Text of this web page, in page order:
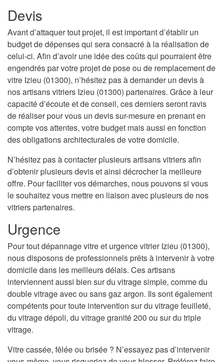
Devis
Avant d’attaquer tout projet, il est important d’établir un
budget de dépenses qui sera consacré à la réalisation de
celui-ci. Afin d’avoir une idée des coûts qui pourraient être
engendrés par votre projet de pose ou de remplacement de
vitre Izieu (01300), n’hésitez pas à demander un devis à
nos artisans vitriers Izieu (01300) partenaires. Grâce à leur
capacité d’écoute et de conseil, ces derniers seront ravis
de réaliser pour vous un devis sur-mesure en prenant en
compte vos attentes, votre budget mais aussi en fonction
des obligations architecturales de votre domicile.
N’hésitez pas à contacter plusieurs artisans vitriers afin
d’obtenir plusieurs devis et ainsi décrocher la meilleure
offre. Pour faciliter vos démarches, nous pouvons si vous
le souhaitez vous mettre en liaison avec plusieurs de nos
vitriers partenaires.
Urgence
Pour tout dépannage vitre et urgence vitrier Izieu (01300),
nous disposons de professionnels prêts à intervenir à votre
domicile dans les meilleurs délais. Ces artisans
interviennent aussi bien sur du vitrage simple, comme du
double vitrage avec ou sans gaz argon. Ils sont également
compétents pour toute intervention sur du vitrage feuilleté,
du vitrage dépoli, du vitrage granité 200 ou sur du triple
vitrage.
Vitre cassée, fêlée ou brisée ? N’essayez pas d’intervenir